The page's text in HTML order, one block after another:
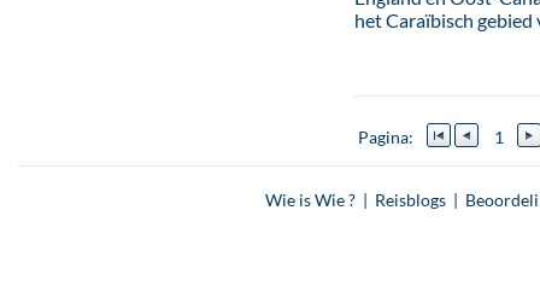
het Caraïbisch gebied
Pagina: 1
Wie is Wie ?| Reisblogs|